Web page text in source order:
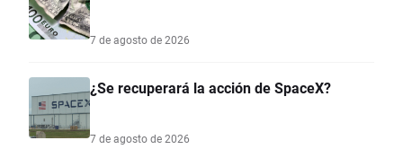
7 de agosto de 2026
¿Se recuperará la acción de SpaceX?
7 de agosto de 2026